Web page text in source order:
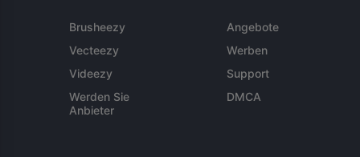
Brusheezy
Vecteezy
Videezy
Werden Sie
Anbieter
Angebote
Werben
Support
DMCA